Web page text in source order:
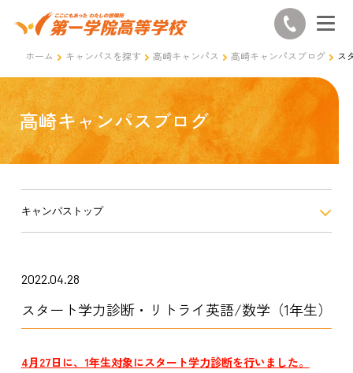
ホーム キャンパスを探す 高崎キャンパス 高崎キャンパスブログ ス
高崎キャンパスブログ
キャンパストップ
2022.04.28
スタート学力診断・リトライ英語/数学（1年生）
4月27日に、1年生対象にスタート学力診断を行いました。